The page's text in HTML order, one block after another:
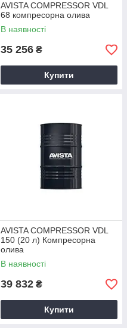
AVISTA COMPRESSOR VDL
68 компресорна олива
В наявності
35 256 ₴
Купити
AVISTA COMPRESSOR VDL
150 (20 л) Компресорна
олива
В наявності
39 832 ₴
Купити